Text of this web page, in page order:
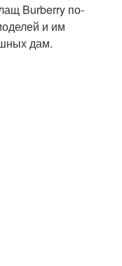
Burberry по-
и им
дам.